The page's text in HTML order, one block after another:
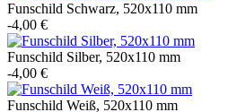
Funschild Schwarz, 520x110 mm
-4,00 €
Funschild Silber, 520x110 mm
-4,00 €
Funschild Weiß, 520x110 mm